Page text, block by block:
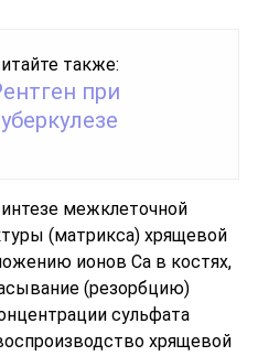
также:
при
межклеточной
(матрикса) хрящевой
ионов Са в костях,
(резорбцию)
сульфата
хрящевой